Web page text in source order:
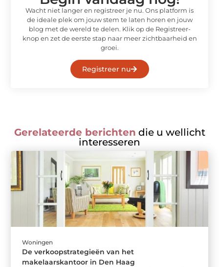
Wacht niet langer en registreer je nu. Ons platform is
de ideale plek om jouw stem te laten horen en jouw
blog met de wereld te delen. Klik op de Registreer-
knop en zet de eerste stap naar meer zichtbaarheid en
groei.
Registreer nu
Gerelateerde berichten die u wellicht
interesseren
Woningen
De verkoopstrategieën van het
makelaarskantoor in Den Haag